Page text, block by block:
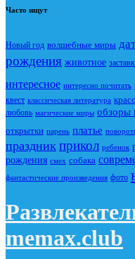
Часто ищут
Новый год волшебные миры
рождения животное
интересное интересно почитать
квест классическая литература
любовь магические миры обзоры
открытки парень платье
праздник прикол ребенок
рождения смех собака
фантастические произведения фото
memax.club